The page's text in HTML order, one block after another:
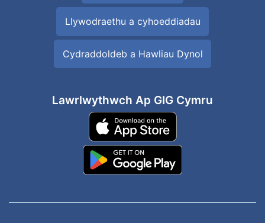
Llywodraethu a cyhoeddiadau
Cydraddoldeb a Hawliau Dynol
Lawrlwythwch Ap GIG Cymru